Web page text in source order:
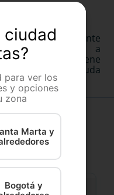
especialmente
intolerancias a
alimentos. Contiene
que ayuda
ciudad
para ver los
y opciones
zona
Marta y
Bogotá y